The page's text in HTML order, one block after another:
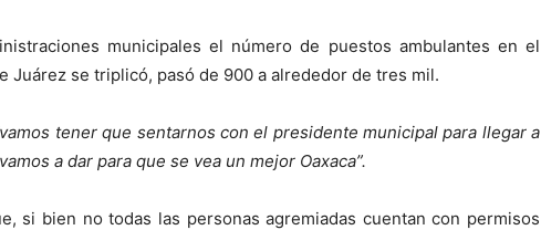
municipales el número de puestos ambulantes en el
Juárez se triplicó, pasó de 900 a alrededor de tres mil.
tener que sentarnos con el presidente municipal para llegar a
a dar para que se vea un mejor Oaxaca”.
si bien no todas las personas agremiadas cuentan con permisos